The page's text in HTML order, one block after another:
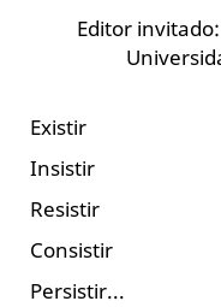
Editor
Existir
Insistir
Resistir
Consistir
Persistir...